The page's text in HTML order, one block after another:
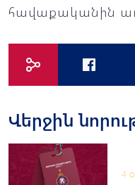
հավաքականին
Վերջին
4